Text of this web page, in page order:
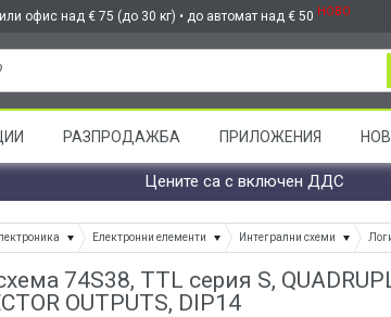
офис над € 75 (до 30 кг) • до автомат над € 50 НОВО
РАЗПРОДАЖБА ПРИЛОЖЕНИЯ
Цените са с включен ДДС
Електронни елементи Интегрални схеми
74S38, TTL серия S,
OUTPUTS, DIP14